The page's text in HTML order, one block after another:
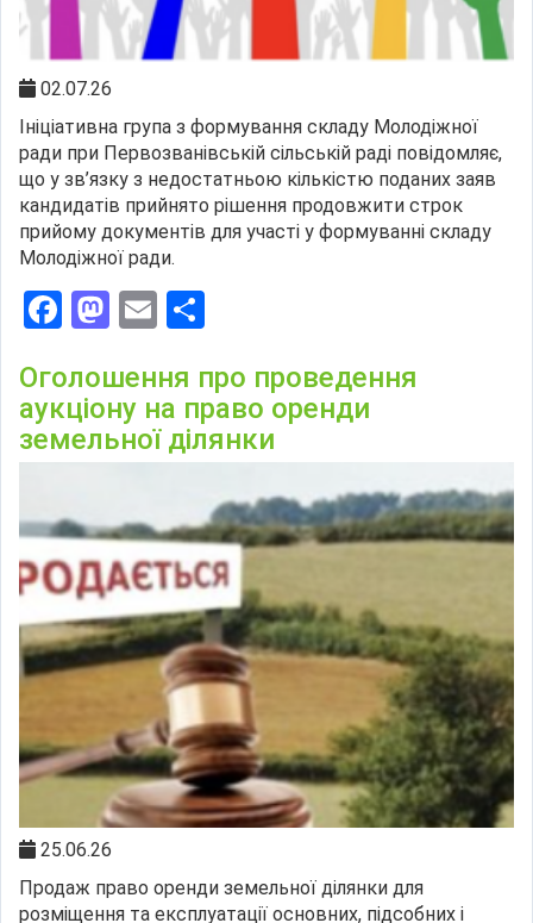
02.07.26
Ініціативна група з формування складу Молодіжної
ради при Первозванівській сільській раді повідомляє,
що у зв’язку з недостатньою кількістю поданих заяв
кандидатів прийнято рішення продовжити строк
прийому документів для участі у формуванні складу
Молодіжної ради.
Facebook
Mastodon
Email
Оголошення про проведення
аукціону на право оренди
земельної ділянки
25.06.26
Продаж право оренди земельної ділянки для
розміщення та експлуатації основних, підсобних і